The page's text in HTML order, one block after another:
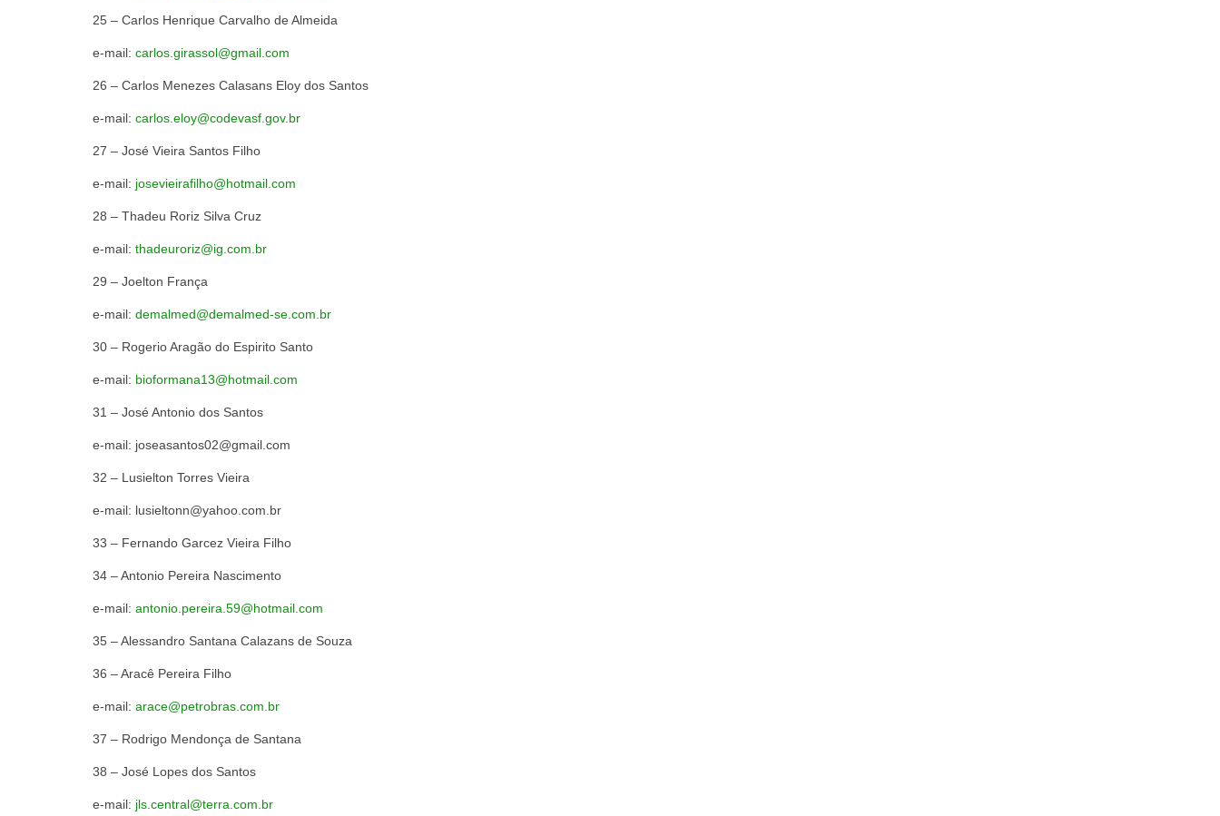
25 – Carlos Henrique Carvalho de Almeida
e-mail: carlos.girassol@gmail.com
26 – Carlos Menezes Calasans Eloy dos Santos
e-mail: carlos.eloy@codevasf.gov.br
27 – José Vieira Santos Filho
e-mail: josevieirafilho@hotmail.com
28 – Thadeu Roriz Silva Cruz
e-mail: thadeuroriz@ig.com.br
29 – Joelton França
e-mail: demalmed@demalmed-se.com.br
30 – Rogerio Aragão do Espirito Santo
e-mail: bioformana13@hotmail.com
31 – José Antonio dos Santos
e-mail: joseasantos02@gmail.com
32 – Lusielton Torres Vieira
e-mail: lusieltonn@yahoo.com.br
33 – Fernando Garcez Vieira Filho
34 – Antonio Pereira Nascimento
e-mail: antonio.pereira.59@hotmail.com
35 – Alessandro Santana Calazans de Souza
36 – Aracê Pereira Filho
e-mail: arace@petrobras.com.br
37 – Rodrigo Mendonça de Santana
38 – José Lopes dos Santos
e-mail: jls.central@terra.com.br